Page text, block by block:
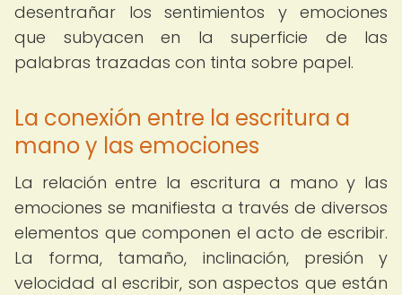
desentrañar los sentimientos y emociones
que subyacen en la superficie de las
palabras trazadas con tinta sobre papel.
La conexión entre la escritura a
mano y las emociones
La relación entre la escritura a mano y las
emociones se manifiesta a través de diversos
elementos que componen el acto de escribir.
La forma, tamaño, inclinación, presión y
velocidad al escribir, son aspectos que están